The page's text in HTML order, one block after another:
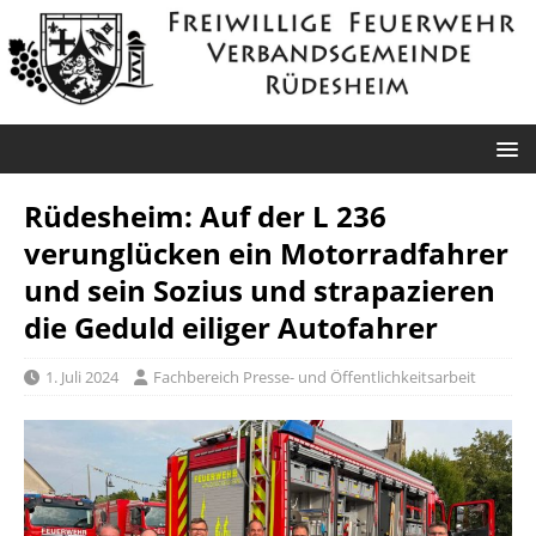
Rüdesheim: Auf der L 236
verunglücken ein Motorradfahrer
und sein Sozius und strapazieren
die Geduld eiliger Autofahrer
1. Juli 2024 Fachbereich Presse- und Öffentlichkeitsarbeit
Roxheim: Unklare
Rauchentwicklung
Sprendlingen: Überörtliche Hilfe bei
Industriebrand in Sprendlingen